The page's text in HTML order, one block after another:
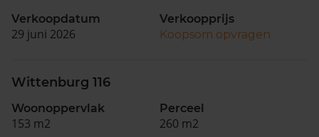
Verkoopdatum
29 juni 2026
Verkoopprijs
Koopsom opvragen
Wittenburg 116
Woonoppervlak
153 m2
Perceel
260 m2